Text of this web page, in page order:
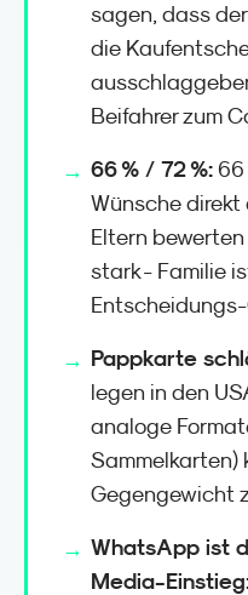
sagen, dass
die
Beifahrer zum
66 % / 72 %: 66
Wünsche direkt
Eltern
stark - Familie
Entscheidungs-
Pappkarte
legen in den
analoge
Sammelkarten)
Gegengewicht
WhatsApp ist
Media-